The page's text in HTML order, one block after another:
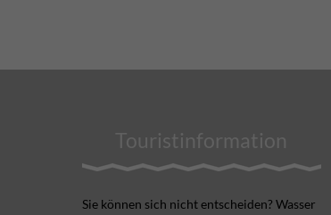
Touristinformation
Sie können sich nicht ent­scheiden? Wasser